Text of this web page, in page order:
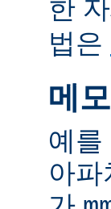
한
법은
메
예를
아